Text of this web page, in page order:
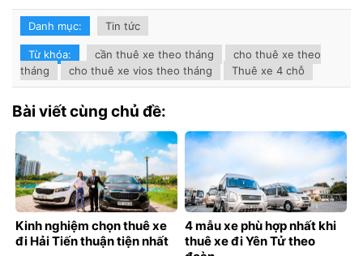
Danh mục: Tin tức
Từ khóa: cần thuê xe theo tháng
cho thuê xe theo
tháng
cho thuê xe vios theo tháng Thuê xe 4 chỗ
Bài viết cùng chủ đề:
Kinh nghiệm chọn thuê xe
đi Hải Tiến thuận tiện nhất
4 mẫu xe phù hợp nhất khi
thuê xe đi Yên Tử theo